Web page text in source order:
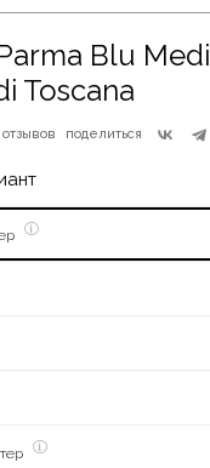
Blu
Toscana
поделиться